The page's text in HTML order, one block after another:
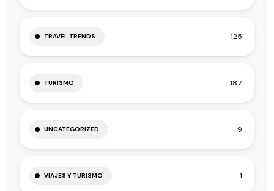
TRAVEL TRENDS 125
TURISMO 187
UNCATEGORIZED 9
VIAJES Y TURISMO 1